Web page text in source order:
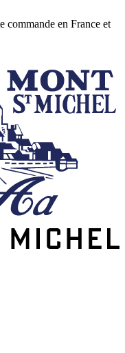
commande en France et